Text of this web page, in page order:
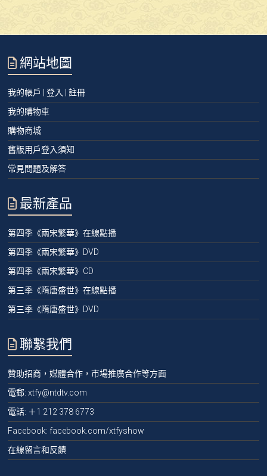
網站地圖
我的帳戶 | 登入 | 註冊
我的購物車
購物商城
舊版用戶登入須知
常見問題及解答
最新產品
第四季《兩宋繁華》在線點播
第四季《兩宋繁華》DVD
第四季《兩宋繁華》CD
第三季《隋唐盛世》在線點播
第三季《隋唐盛世》DVD
聯繫我們
贊助招商，媒體合作，市場推廣合作等方面
電郵:xtfy@ntdtv.com
電話: ＋1 212 378 6773
Facebook: facebook.com/xtfyshow
在線留言和反饋